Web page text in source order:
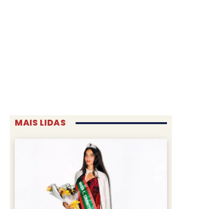
MAIS LIDAS